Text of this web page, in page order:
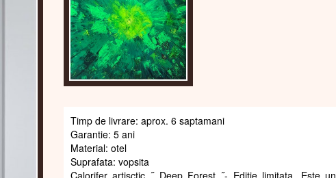
Timp de livrare: aprox. 6 saptamani
Garantie: 5 ani
Material: otel
Suprafata: vopsita